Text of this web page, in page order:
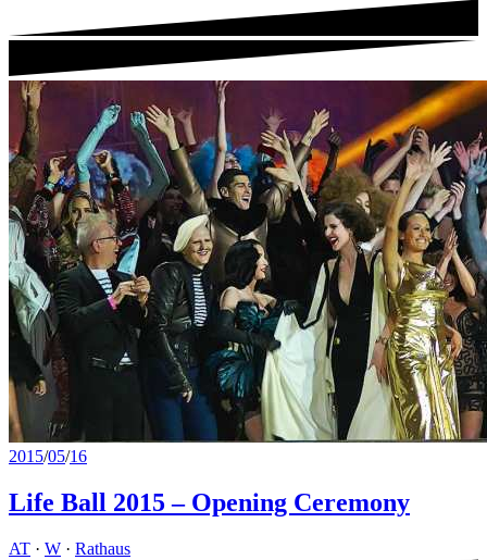
2015/05/16
Life Ball 2015 – Opening Ceremony
AT · W · Rathaus